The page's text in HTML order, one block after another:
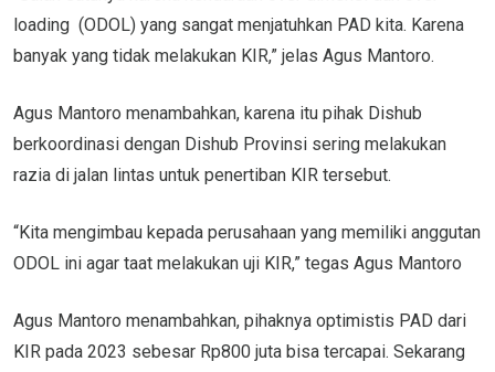
loading (ODOL) yang sangat menjatuhkan PAD kita. Karena
banyak yang tidak melakukan KIR,” jelas Agus Mantoro.
Agus Mantoro menambahkan, karena itu pihak Dishub
berkoordinasi dengan Dishub Provinsi sering melakukan
razia di jalan lintas untuk penertiban KIR tersebut.
“Kita mengimbau kepada perusahaan yang memiliki anggutan
ODOL ini agar taat melakukan uji KIR,” tegas Agus Mantoro
Agus Mantoro menambahkan, pihaknya optimistis PAD dari
KIR pada 2023 sebesar Rp800 juta bisa tercapai. Sekarang